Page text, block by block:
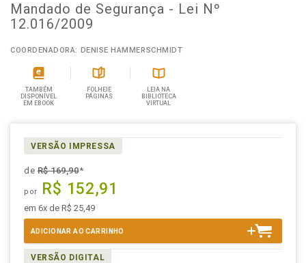
Mandado de Segurança - Lei Nº
12.016/2009
COORDENADORA: DENISE HAMMERSCHMIDT
TAMBÉM
DISPONÍVEL
EM EBOOK
FOLHEIE
PÁGINAS
LEIA NA
BIBLIOTECA
VIRTUAL
VERSÃO IMPRESSA
deR$ 169,90*
por R$ 152,91
em 6x de R$ 25,49
ADICIONAR AO CARRINHO
VERSÃO DIGITAL